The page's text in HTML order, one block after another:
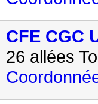
CFE CGC
26 allées